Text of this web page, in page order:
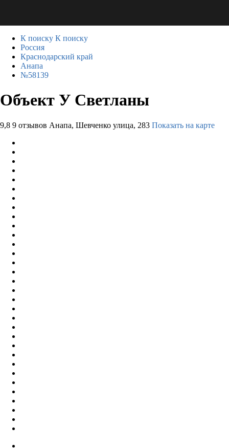
К поиску К поиску
Россия
Краснодарский край
Анапа
№58139
Объект У Светланы
9,8 9 отзывов Анапа, Шевченко улица, 283 Показать на карте